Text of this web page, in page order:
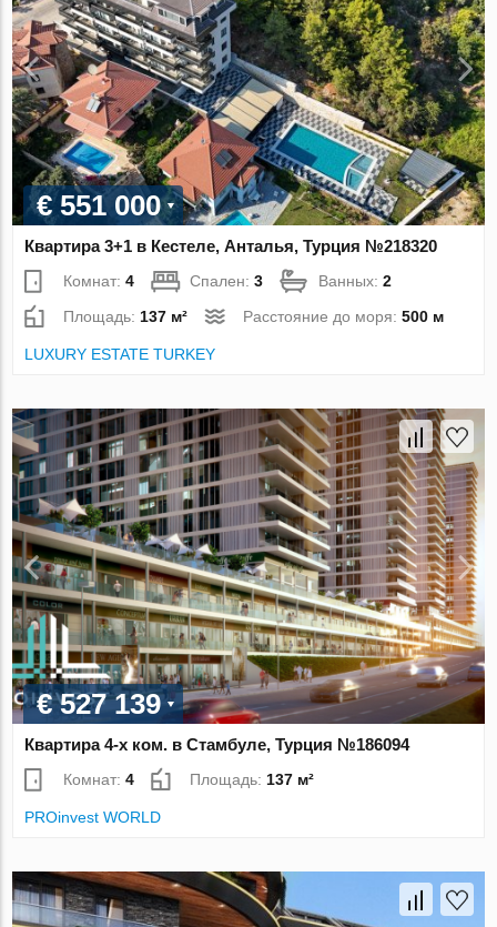
€ 551 000
Квартира 3+1 в Кестеле, Анталья, Турция №218320
Комнат:4 Спален:3 Ванных:2
Площадь: 137 м² Расстояние до моря:500 м
LUXURY ESTATE TURKEY
€ 527 139
Квартира 4-х ком. в Стамбуле, Турция №186094
Комнат:4 Площадь: 137 м²
PROinvest WORLD